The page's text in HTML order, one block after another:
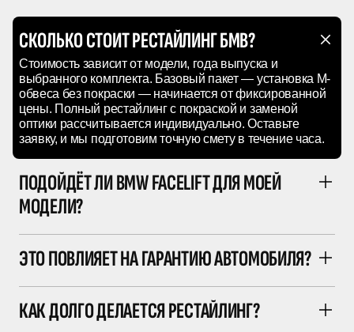
СКОЛЬКО СТОИТ РЕСТАЙЛИНГ БМВ?
Стоимость зависит от модели, года выпуска и
выбранного комплекта. Базовый пакет — установка M-
обвеса без покраски — начинается от фиксированной
цены. Полный рестайлинг с покраской и заменой
оптики рассчитывается индивидуально. Оставьте
заявку, и мы подготовим точную смету в течение часа.
ПОДОЙДЁТ ЛИ BMW FACELIFT ДЛЯ МОЕЙ
МОДЕЛИ?
ЭТО ПОВЛИЯЕТ НА ГАРАНТИЮ АВТОМОБИЛЯ?
КАК ДОЛГО ДЕЛАЕТСЯ РЕСТАЙЛИНГ?